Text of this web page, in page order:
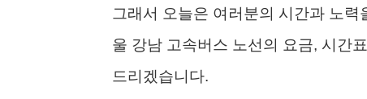
그래서 오늘은 여러분의 시간과 노
울 강남 고속버스 노선의 요금, 시간
드리겠습니다.